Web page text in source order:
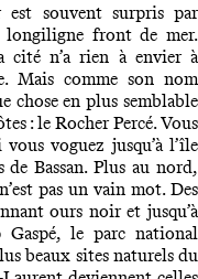
est souvent surpris par
longiligne front de mer.
cité n’a rien à envier à
Mais comme son nom
chose en plus semblable
: le Rocher Percé. Vous
voguez jusqu’à l’île
Bassan. Plus au nord,
pas un vain mot. Des
ours noir et jusqu’à
le parc national
beaux sites naturels du